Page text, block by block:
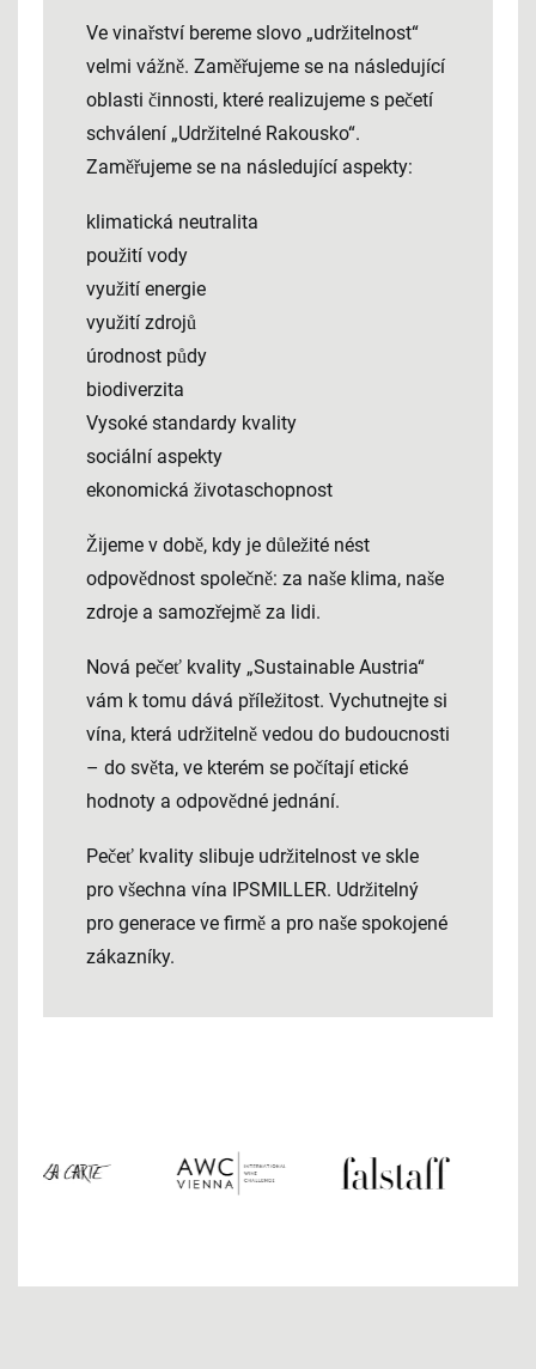
Ve vinařství bereme slovo „udržitelnost“
velmi vážně. Zaměřujeme se na následující
oblasti činnosti, které realizujeme s pečetí
schválení „Udržitelné Rakousko“.
Zaměřujeme se na následující aspekty:
klimatická neutralita
použití vody
využití energie
využití zdrojů
úrodnost půdy
biodiverzita
Vysoké standardy kvality
sociální aspekty
ekonomická životaschopnost
Žijeme v době, kdy je důležité nést
odpovědnost společně: za naše klima, naše
zdroje a samozřejmě za lidi.
Nová pečeť kvality „Sustainable Austria“
vám k tomu dává příležitost. Vychutnejte si
vína, která udržitelně vedou do budoucnosti
– do světa, ve kterém se počítají etické
hodnoty a odpovědné jednání.
Pečeť kvality slibuje udržitelnost ve skle
pro všechna vína IPSMILLER. Udržitelný
pro generace ve firmě a pro naše spokojené
zákazníky.